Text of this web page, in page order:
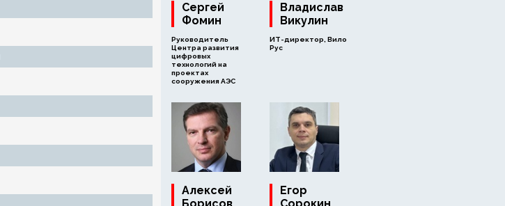
Сергей
Фомин
Руководитель
Центра развития
цифровых
технологий на
проектах
сооружения АЭС
Владислав
Викулин
ИТ-директор, Вило
Рус
Алексей
Егор